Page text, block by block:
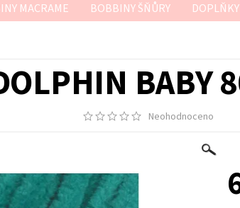
MACRAME BOBBINY ŠŇŮRY DOPLŇKY
BABY
Neohodnoceno